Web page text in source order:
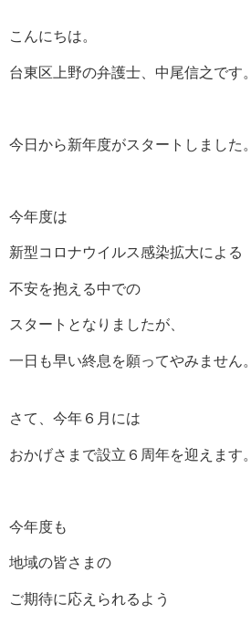
こんにちは。
台東区上野の弁護士、中尾信之です。
今日から新年度がスタートしました。
今年度は
新型コロナウイルス感染拡大による
不安を抱える中での
スタートとなりましたが、
一日も早い終息を願ってやみません。
さて、今年６月には
おかげさまで設立６周年を迎えます。
今年度も
地域の皆さまの
ご期待に応えられるよう